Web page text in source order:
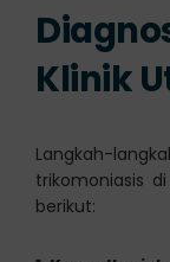
Klinik
Langkah-
trikomoniasis di
berikut: